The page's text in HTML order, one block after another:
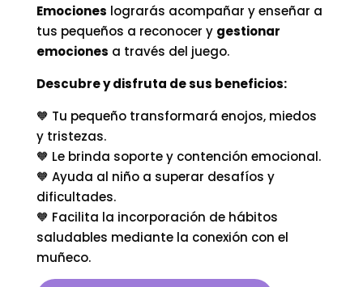
Emociones lograrás acompañar y enseñar a
tus pequeños a reconocer y gestionar
emociones a través del juego.
Descubre y disfruta de sus beneficios:
🧡 Tu pequeño transformará enojos, miedos
y tristezas.
🧡 Le brinda soporte y contención emocional.
🧡 Ayuda al niño a superar desafíos y
dificultades.
🧡 Facilita la incorporación de hábitos
saludables mediante la conexión con el
muñeco.